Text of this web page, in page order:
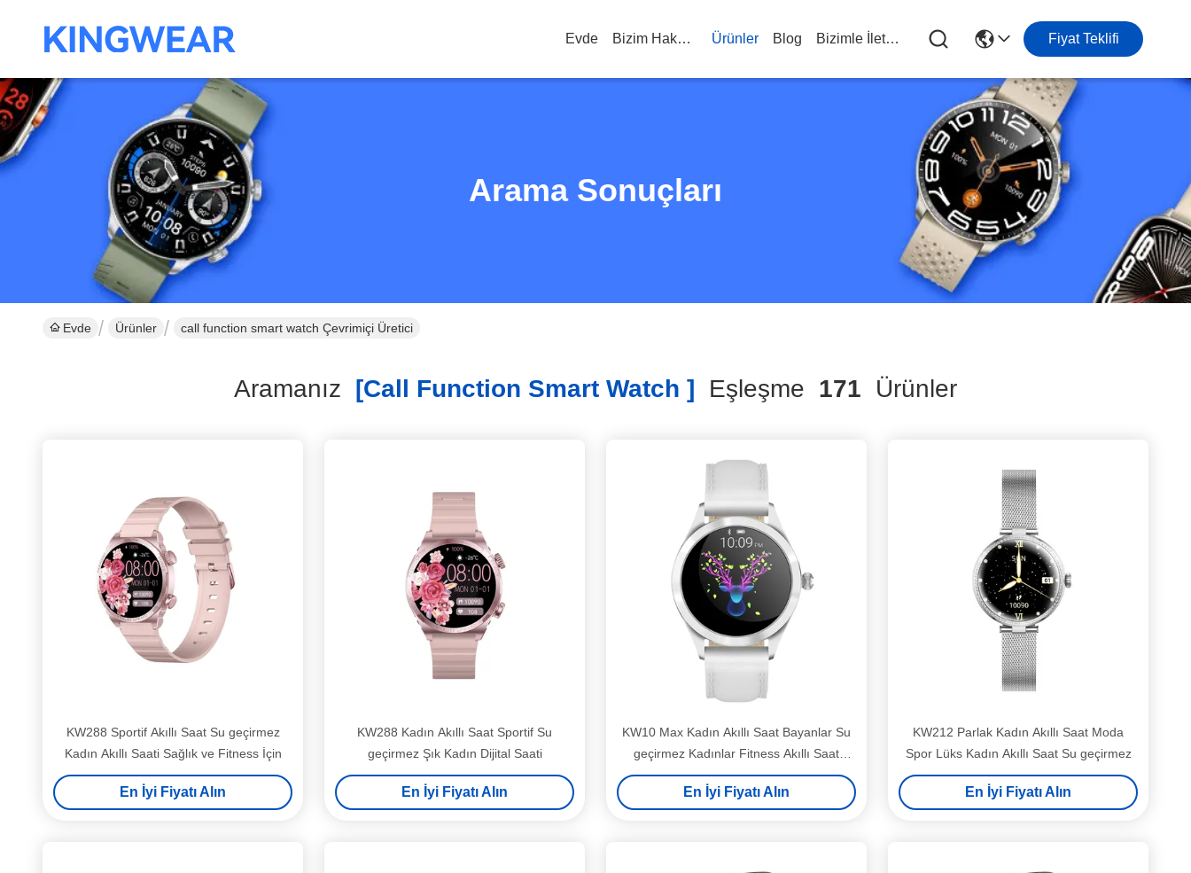
Evde Bizim Hakkımızda Ürünler Blog Bizimle İletişim Fiyat Teklifi
Arama Sonuçları
Evde Ürünler call function smart watch Çevrimiçi Üretici
Aramanız [call Function Smart Watch ] Eşleşme 171 Ürünler
KW288 Sportif Akıllı Saat Su geçirmez
Kadın Akıllı Saati Sağlık ve Fitness İçin
En İyi Fiyatı Alın
KW288 Kadın Akıllı Saat Sportif Su
geçirmez Şık Kadın Dijital Saati
En İyi Fiyatı Alın
KW10 Max Kadın Akıllı Saat Bayanlar Su
geçirmez Kadınlar Fitness Akıllı Saat
AMOLED Ekran
En İyi Fiyatı Alın
KW212 Parlak Kadın Akıllı Saat Moda
Spor Lüks Kadın Akıllı Saat Su geçirmez
En İyi Fiyatı Alın